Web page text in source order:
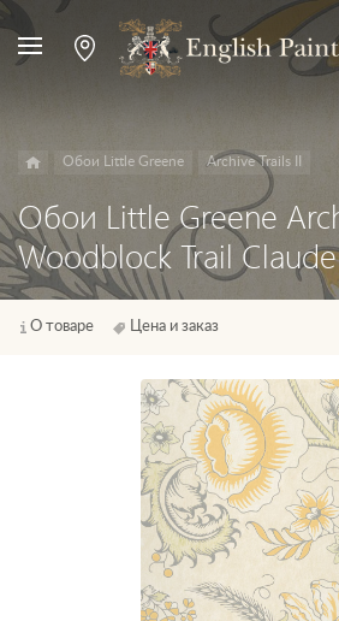
Обои Little Greene Archive Trails II
Обои Little Greene
Woodblock Trail Claude
О товаре Цена и заказ